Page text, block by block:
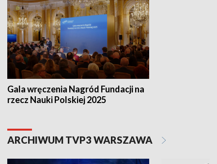
Gala wręczenia Nagród Fundacji na
rzecz Nauki Polskiej 2025
ARCHIWUM TVP3 WARSZAWA